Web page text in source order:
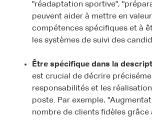
"réadaptation sportive",
peuvent aider à mettre en
compétences spécifiques et à
les systèmes de suivi des
Être spécifique dans la
est crucial de décrire
responsabilités et les
poste. Par exemple,
nombre de clients fidèles grâce